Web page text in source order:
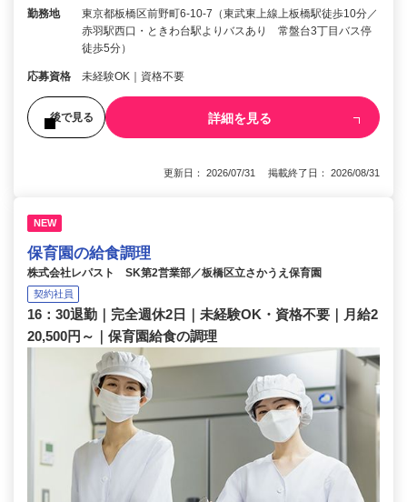
勤務地
東京都板橋区前野町6-10-7（東武東上線上板橋駅徒歩10分／
赤羽駅西口・ときわ台駅よりバスあり 常盤台3丁目バス停
徒歩5分）
応募資格 未経験OK｜資格不要
後で見る 詳細を見る
更新日： 2026/07/31 掲載終了日： 2026/08/31
NEW
保育園の給食調理
株式会社レパスト SK第2営業部／板橋区立さかうえ保育園
契約社員
16：30退勤｜完全週休2日｜未経験OK・資格不要｜月給2
20,500円～｜保育園給食の調理